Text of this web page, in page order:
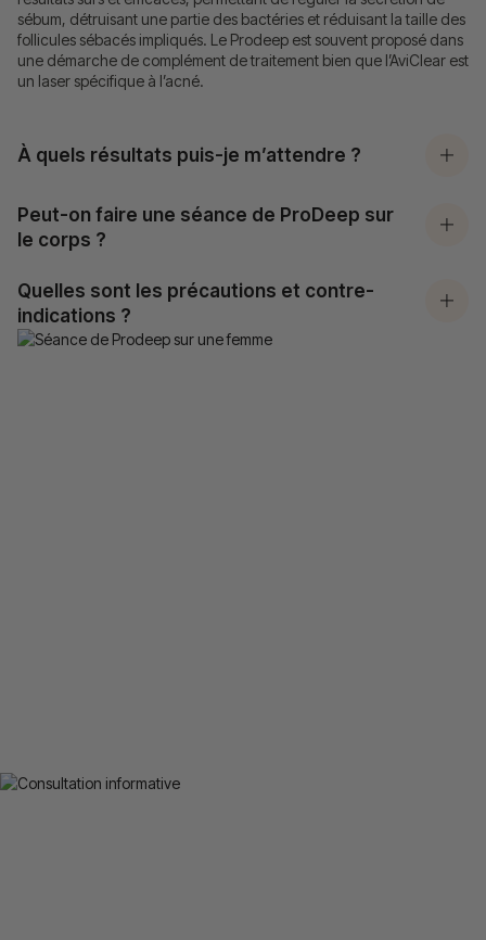
sébum, détruisant une partie des bactéries et réduisant la taille des
follicules sébacés impliqués. Le Prodeep est souvent proposé dans
une démarche de complément de traitement bien que l’AviClear est
un laser spécifique à l’acné.
À quels résultats puis-je m’attendre ?
Peut-on faire une séance de ProDeep sur
le corps ?
Quelles sont les précautions et contre-
indications ?